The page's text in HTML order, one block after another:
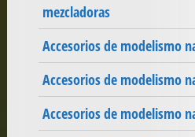
mezcladoras
Accesorios de modelismo
Accesorios de modelismo
Accesorios de modelismo